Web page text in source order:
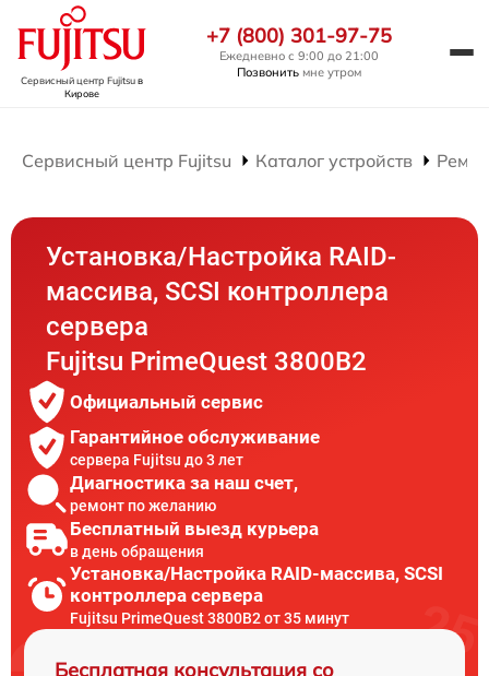
Сервисный центр Fujitsuв
Кирове
+7 (800) 301-97-75
Ежедневно с 9:00 до 21:00
Позвонить мне утром
Сервисный центр Fujitsu Каталог устройств
Установка/Настройка RAID-
массива, SCSI контроллера
сервера
Fujitsu PrimeQuest 3800B2
Официальный сервис
Гарантийное обслуживание
сервера Fujitsu до 3 лет
Диагностика за наш счет,
ремонт по желанию
Бесплатный выезд курьера
в день обращения
Установка/Настройка RAID-массива, SCSI
контроллера сервера
Fujitsu PrimeQuest 3800B2 от 35 минут
Бесплатная консультация со